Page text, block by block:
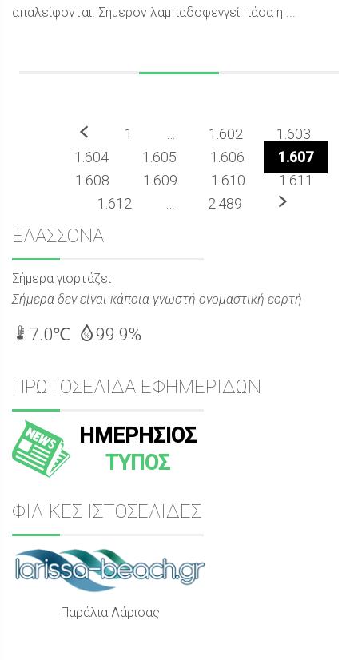
απαλείφονται. Σήμερον λαμπαδοφεγγεί πάσα η ...
Προηγούμενο
1 1.602
1.603
1.604
1.605 1.606
1.607
1.608
1.609 1.610
1.611
1.612
2.489 Επόμενο
Sidebar
ΕΛΑΣΣΟΝΑ
Σήμερα γιορτάζει
Σήμερα δεν είναι κάποια γνωστή ονομαστική εορτή
7.0℃ 99.9%
ΠΡΩΤΟΣΕΛΙΔΑ ΕΦΗΜΕΡΙΔΩΝ
ΗΜΕΡΗΣΙΟΣ
ΤΥΠΟΣ
ΦΙΛΙΚΕΣ ΙΣΤΟΣΕΛΙΔΕΣ
Παράλια Λάρισας